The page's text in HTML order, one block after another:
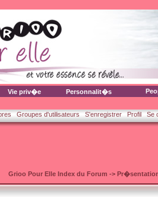
Vie priv�e Personnalit�s
Groupes d'utilisateurs S'enregistrer Profil Se
Grioo Pour Elle Index du Forum ->